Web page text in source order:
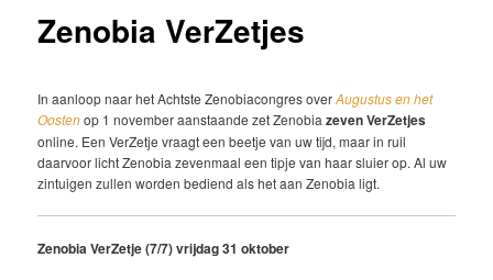
Zenobia VerZetjes
In aanloop naar het Achtste Zenobiacongres overAugustus en het
Oostenop 1 november aanstaande zet Zenobiazeven VerZetjes
online. Een VerZetje vraagt een beetje van uw tijd, maar in ruil
daarvoor licht Zenobia zevenmaal een tipje van haar sluier op. Al uw
zintuigen zullen worden bediend als het aan Zenobia ligt.
Zenobia VerZetje (7/7) vrijdag 31 oktober